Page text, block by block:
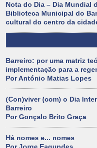
Nota do Dia – Dia Mundial
Biblioteca Municipal do
cultural do centro da
Barreiro: por uma matriz
implementação para a
Por António Matias Lopes
(Con)viver (com) o Dia
Barreiro
Por Gonçalo Brito Graça
Há nomes e... nomes